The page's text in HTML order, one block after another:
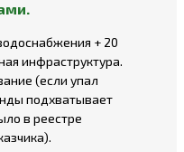
+ 20
инфраструктура.
(если упал
подхватывает
в реестре